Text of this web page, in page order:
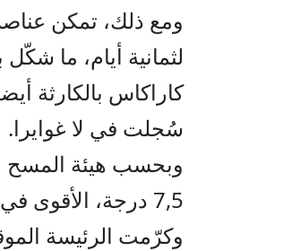
ومع ذلك، تمكن
لثمانية أيام، ما
كاراكاس بالكارثة
سُجلت في لا غوايرا.
وبحسب هيئة المسح
7,5 درجة، الأقوى في فنزويلا منذ العام 1900.
وكرّمت الرئيسة